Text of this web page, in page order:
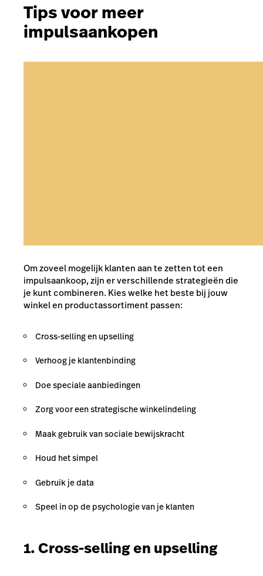
Tips voor meer
impulsaankopen
Om zoveel mogelijk klanten aan te zetten tot een
impulsaankoop, zijn er verschillende strategieën die
je kunt combineren. Kies welke het beste bij jouw
winkel en productassortiment passen:
Cross-selling en upselling
Verhoog je klantenbinding
Doe speciale aanbiedingen
Zorg voor een strategische winkelindeling
Maak gebruik van sociale bewijskracht
Houd het simpel
Gebruik je data
Speel in op de psychologie van je klanten
1. Cross-selling en upselling